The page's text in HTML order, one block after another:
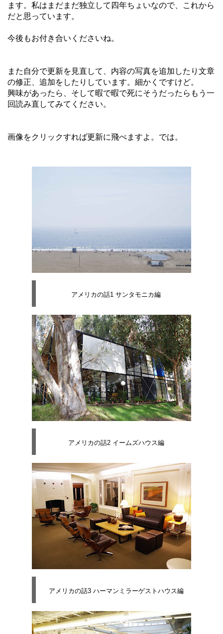
ます。私はまだまだ独立して四年ちょいなので、これから
だと思っています。
今後もお付き合いくださいね。
また自分で更新を見直して、内容の写真を追加したり文章
の修正、追加をしたりしています。細かくですけど。
興味があったら、そして暇で暇で死にそうだったらもう一
回読み直してみてください。
画像をクリックすれば更新に飛べますよ。では。
アメリカの話1 サンタモニカ編
アメリカの話2 イームズハウス編
アメリカの話3 ハーマンミラーゲストハウス編